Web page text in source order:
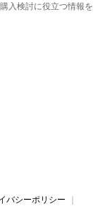
入検討に役立つ情報を
バシーポリシー